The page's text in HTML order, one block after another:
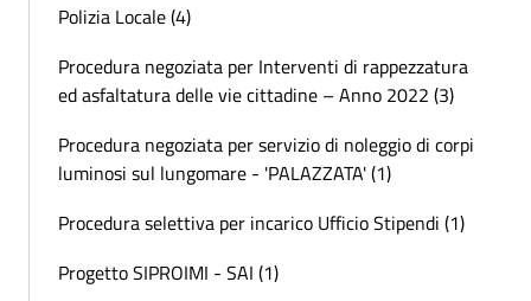
Polizia Locale (4)
Procedura negoziata per Interventi di rappezzatura
ed asfaltatura delle vie cittadine – Anno 2022 (3)
Procedura negoziata per servizio di noleggio di corpi
luminosi sul lungomare - 'PALAZZATA' (1)
Procedura selettiva per incarico Ufficio Stipendi (1)
Progetto SIPROIMI - SAI (1)